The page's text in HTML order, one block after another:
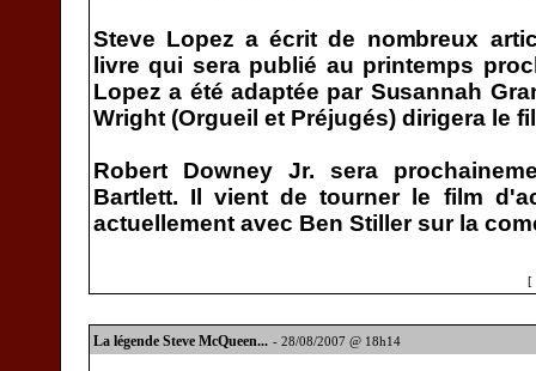
Steve Lopez a écrit de nombreux
livre qui sera publié au printemps
Lopez a été adaptée par Susannah
Wright (Orgueil et Préjugés) dirigera le
Robert Downey Jr. sera
Bartlett. Il vient de tourner le film
actuellement avec Ben Stiller sur la
[
La légende Steve McQueen... - 28/08/2007 @ 18h14